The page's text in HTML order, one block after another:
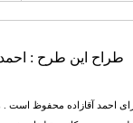
طراح این طرح :